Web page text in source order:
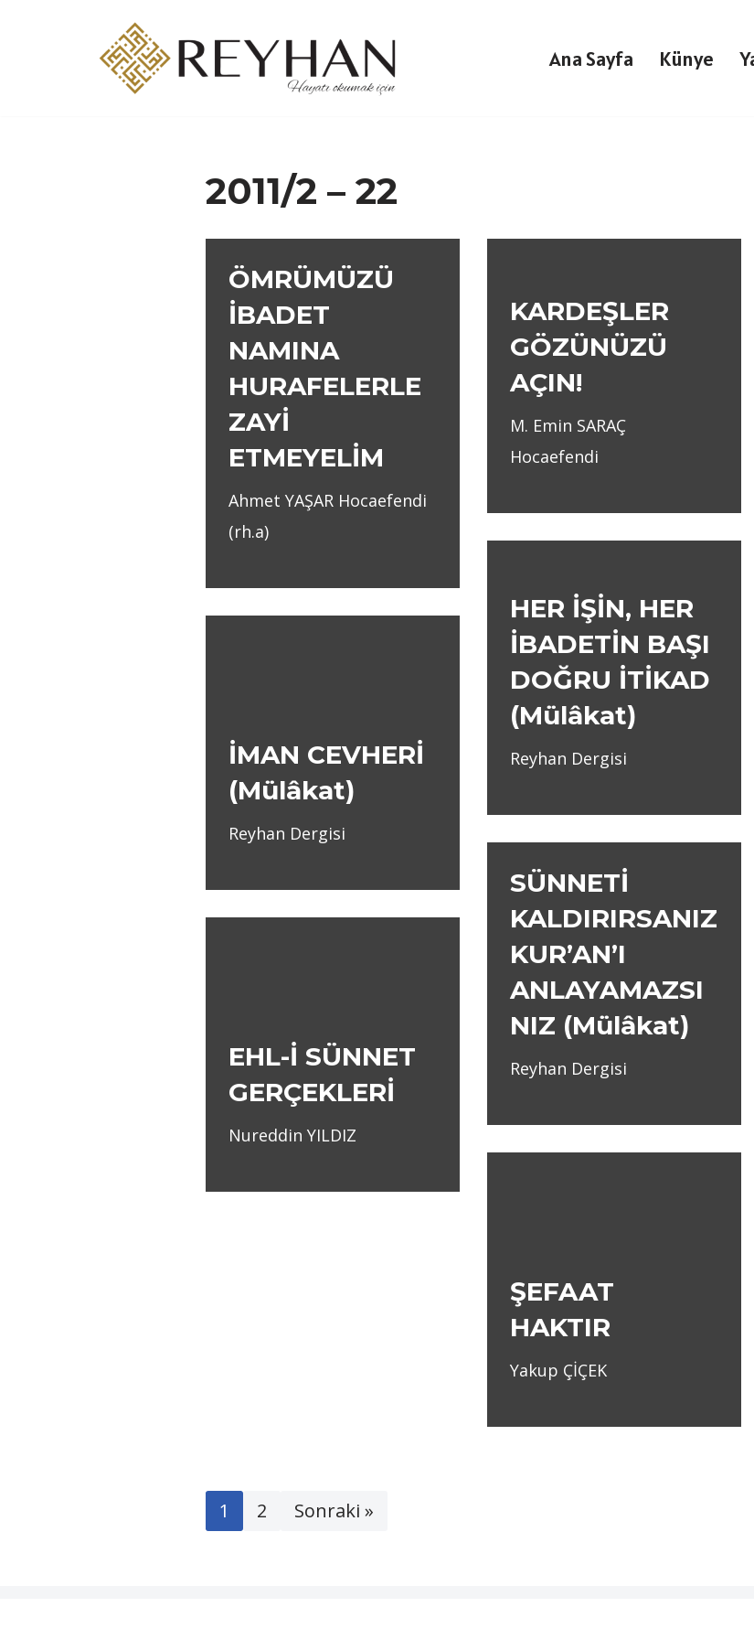
Ana Sayfa Künye
2011/2 – 22
ÖMRÜMÜZÜ
İBADET
NAMINA
HURAFELERLE
ZAYİ
ETMEYELİM
Ahmet YAŞAR Hocaefendi
(rh.a)
KARDEŞLER
GÖZÜNÜZÜ
AÇIN!
M. Emin SARAÇ
Hocaefendi
HER İŞİN, HER
İBADETİN BAŞI
DOĞRU İTİKAD
(Mülâkat)
Reyhan Dergisi
İMAN CEVHERİ
(Mülâkat)
Reyhan Dergisi
SÜNNETİ
KALDIRIRSANIZ
KUR’AN’I
ANLAYAMAZSI
NIZ (Mülâkat)
Reyhan Dergisi
EHL-İ SÜNNET
GERÇEKLERİ
Nureddin YILDIZ
ŞEFAAT
HAKTIR
Yakup ÇİÇEK
1 2 Sonraki »